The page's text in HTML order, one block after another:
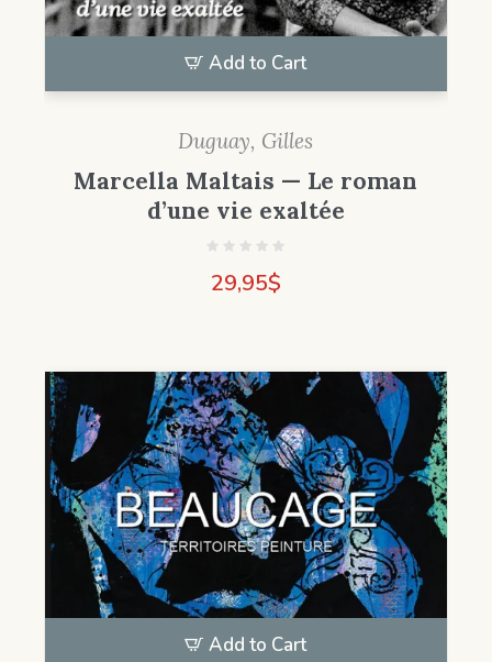
Add to Cart
Duguay, Gilles
Marcella Maltais — Le roman
d’une vie exaltée
29,95$
Add to Cart